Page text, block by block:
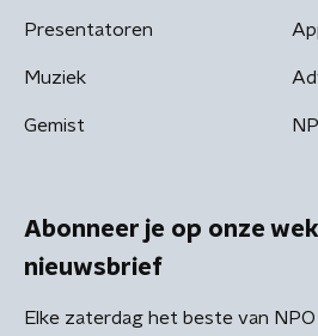
Presentatoren
Muziek
Gemist
Abonneer je op onze
nieuwsbrief
Elke zaterdag het beste van NPO